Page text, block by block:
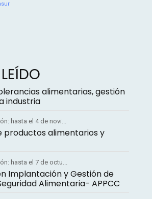
alimentarias, gestión
industria
hasta el 4 de novi...
productos alimentarios y
hasta el 7 de octu...
Implantación y Gestión de
Alimentaria- APPCC